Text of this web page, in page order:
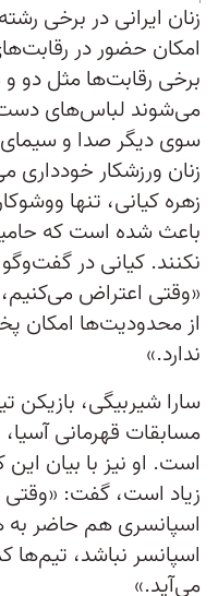
زنان ایرانی در برخی
امکان حضور در
برخی رقابت‌ها مثل دو و
می‌شوند لباس‌های دست
سوی دیگر صدا و سیمای
زنان ورزشکار
زهره کیانی، تنها
باعث شده است که
«وقتی اعتراض
از محدودیت‌ها امکان
ندارد.»
سارا شیربیگی، بازیکن
مسابقات قهرمانی
است. او نیز با بیان
زیاد است، گفت: «وقتی
اسپانسری هم حاضر
اسپانسر نباشد،
می‌آید.»